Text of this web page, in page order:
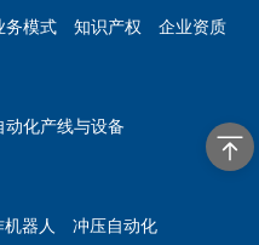
务模式 知识产权 企业资质
动化产线与设备
器人
冲压自动化